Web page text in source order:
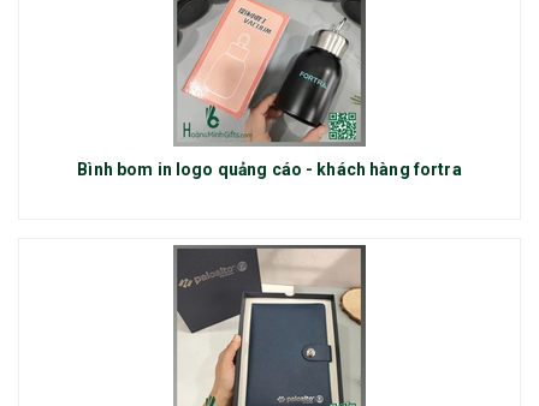
Bình bom in logo quảng cáo - khách hàng fortra